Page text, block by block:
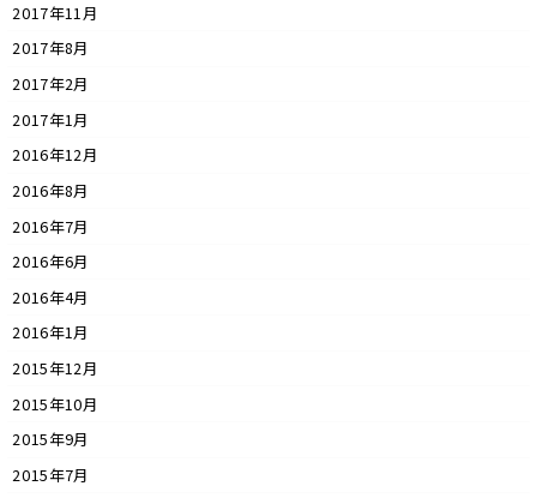
2017年11月
2017年8月
2017年2月
2017年1月
2016年12月
2016年8月
2016年7月
2016年6月
2016年4月
2016年1月
2015年12月
2015年10月
2015年9月
2015年7月